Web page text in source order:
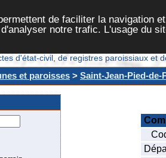
de faciliter la navigation
notre trafic. L'usage du
d'état-civil, de registres paroissiaux et
et paroisses > Saint-Jean-Pied-